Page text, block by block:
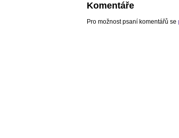
Komentáře
Pro možnost psaní komentářů se